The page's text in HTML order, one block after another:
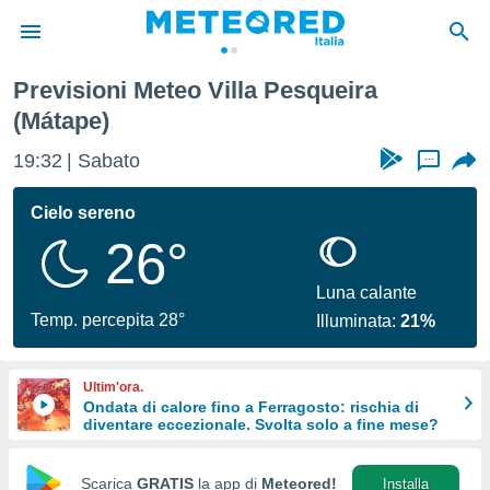
di
per
di
Web
le
Previsioni Meteo Villa Pesqueira
(Mátape)
19:32 Sabato ...
Cielo sereno
26°
Temp. percepita 28°
Luna calante
Illuminata:21%
Ultim'ora.
Ondata di calore fino a Ferragosto: rischia di
diventare eccezionale. Svolta solo a fine mese?
Scarica GRATIS la app di Meteored! Installa